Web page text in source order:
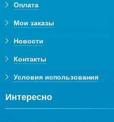
Оплата
Мои заказы
Новости
Контакты
Условия использования
Интересно